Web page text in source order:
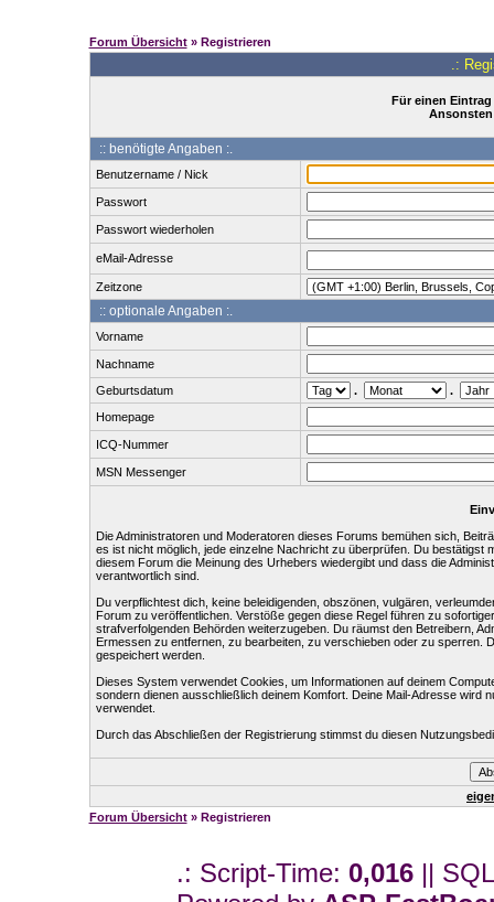
Forum Übersicht» Registrieren
.:
Für einen
:: benötigte Angaben :.
Benutzername / Nick
Passwort
Passwort wiederholen
eMail-Adresse
Zeitzone
:: optionale Angaben :.
Vorname
Nachname
Geburtsdatum
.
.
Homepage
ICQ-Nummer
MSN Messenger
Die Administratoren und Moderatoren dieses Forums bemühen sich,
es ist nicht möglich, jede einzelne Nachricht zu überprüfen. Du
diesem Forum die Meinung des Urhebers wiedergibt und dass die
verantwortlich sind.
Du verpflichtest dich, keine beleidigenden, obszönen, vulgären,
Forum zu veröffentlichen. Verstöße gegen diese Regel führen zu
strafverfolgenden Behörden weiterzugeben. Du räumst den Betreibern,
Ermessen zu entfernen, zu bearbeiten, zu verschieben oder zu sperren.
gespeichert werden.
Dieses System verwendet Cookies, um Informationen auf deinem
sondern dienen ausschließlich deinem Komfort. Deine Mail-Adresse wird
verwendet.
Durch das Abschließen der Registrierung stimmst du diesen
Forum Übersicht» Registrieren
.: Script-Time: 0,016||